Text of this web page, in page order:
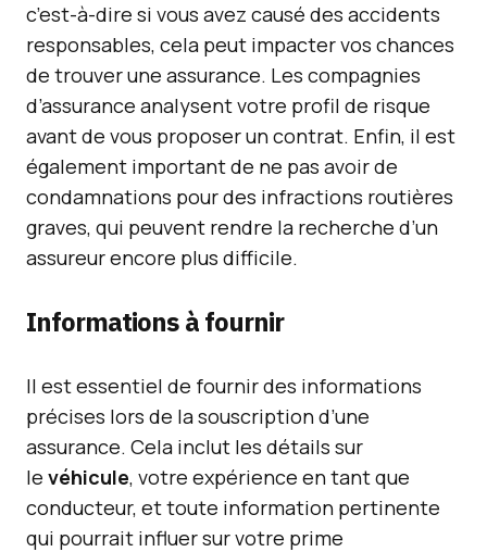
c’est-à-dire si vous avez causé des accidents
responsables, cela peut impacter vos chances
de trouver une assurance. Les compagnies
d’assurance analysent votre profil de risque
avant de vous proposer un contrat. Enfin, il est
également important de ne pas avoir de
condamnations pour des infractions routières
graves, qui peuvent rendre la recherche d’un
assureur encore plus difficile.
Informations à fournir
Il est essentiel de fournir des informations
précises lors de la souscription d’une
assurance. Cela inclut les détails sur
le véhicule, votre expérience en tant que
conducteur, et toute information pertinente
qui pourrait influer sur votre prime